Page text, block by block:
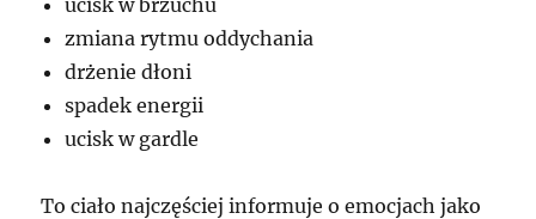
zmiana rytmu oddychania
drżenie dłoni
spadek energii
ucisk w gardle
To ciało najczęściej informuje o emocjach jako